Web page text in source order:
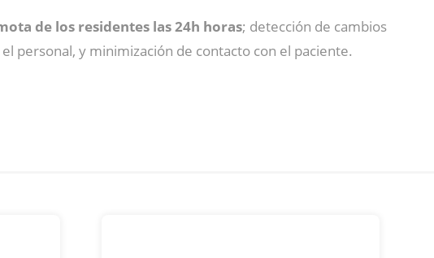
de los residentes las 24h horas; detección de cambios
personal, y minimización de contacto con el paciente.